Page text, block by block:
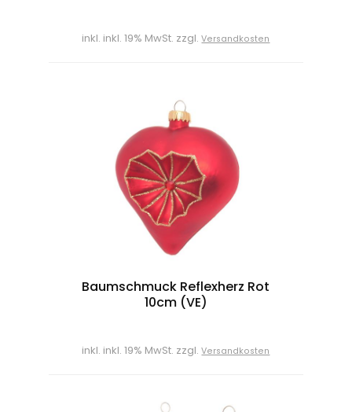
inkl. inkl. 19% MwSt. zzgl.Versandkosten
Baumschmuck Reflexherz Rot
10cm (VE)
inkl. inkl. 19% MwSt. zzgl.Versandkosten